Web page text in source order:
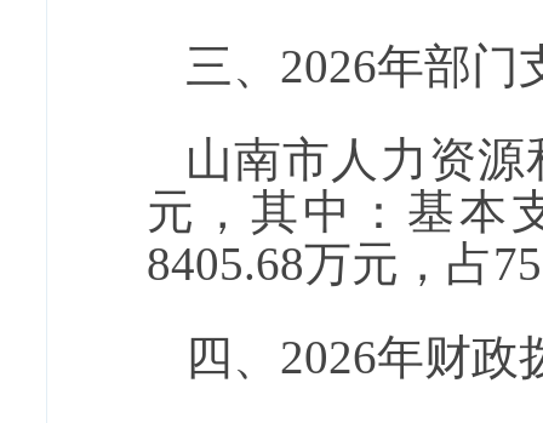
三、 2026年部门
山南市人力资源
元，其中：基本
8405.68万元，占
四、 2026年财政